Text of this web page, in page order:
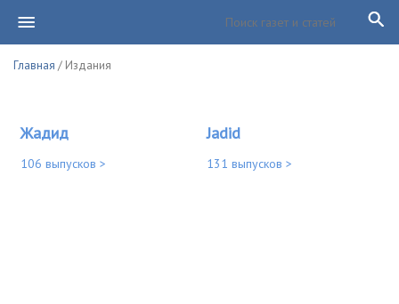
Главная / Издания
Жадид
106 выпусков >
Jadid
131 выпусков >